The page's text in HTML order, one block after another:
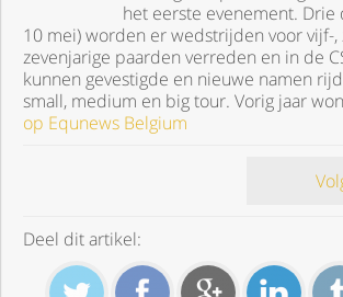
het eerste evenement. Drie
10 mei) worden er wedstrijden voor vijf-,
zevenjarige paarden verreden en in de
kunnen gevestigde en nieuwe namen
small, medium en big tour. Vorig jaar won
op Equnews Belgium
Deel dit artikel: